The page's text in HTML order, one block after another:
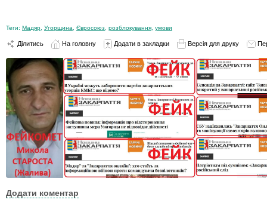
Теги: Мадяр Угорщина Євросоюз розблокування умови
Ділитись На головну Додати в закладки Версія для друку
Додати коментар